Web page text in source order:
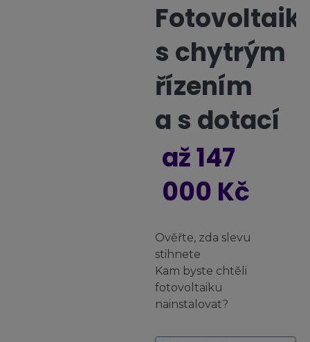
s chytrým
řízením
a s dotací
až 147
000 Kč
Ověřte, zda slevu
stihnete
Kam byste chtěli
fotovoltaiku
nainstalovat?